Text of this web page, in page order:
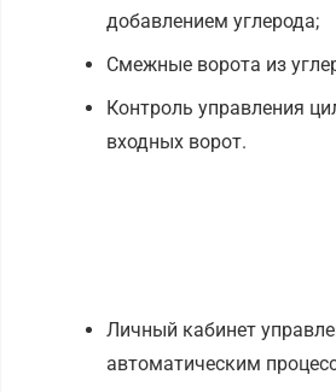
добавлением углерода;
Смежные ворота из
Контроль управления
входных ворот.
Личный кабинет
автоматическим